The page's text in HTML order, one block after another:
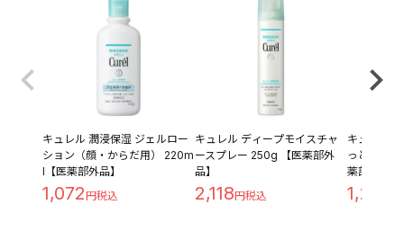
キュレル 潤浸保湿 ジェルロー
ション（顔・からだ用） 220m
l【医薬部外品】
1,072
キュレル ディープモイスチャ
ースプレー 250g 【医薬部外
品】
2,118
キュレル
っとり つ
薬部外品】
1,209